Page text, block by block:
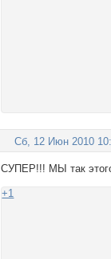
Сб, 12 Июн 2010
СУПЕР!!! МЫ так
+1